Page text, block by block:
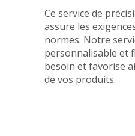
Ce service de
assure les
normes. Notre
personnalisable et
besoin et favorise
de vos produits.